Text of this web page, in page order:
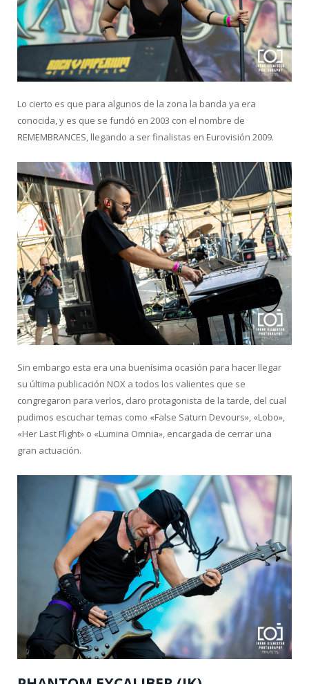
Lo cierto es que para algunos de la zona la banda ya era
conocida, y es que se fundó en 2003 con el nombre de
REMEMBRANCES, llegando a ser finalistas en Eurovisión 2009.
Sin embargo esta era una buenísima ocasión para hacer llegar
su última publicación NOX a todos los valientes que se
congregaron para verlos, claro protagonista de la tarde, del cual
pudimos escuchar temas como «False Saturn Devours», «Lobo»,
«Her Last Flight» o «Lumina Omnia», encargada de cerrar una
gran actuación.